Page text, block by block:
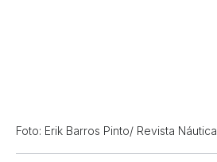
Foto: Erik Barros Pinto/ Revista Náutica